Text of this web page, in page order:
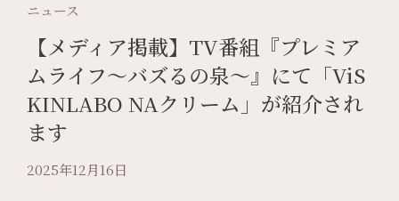
ニュース
【メディア掲載】TV番組『プレミア
ムライフ〜バズるの泉〜』にて「ViS
KINLABO NAクリーム」が紹介され
ます
2025年12月16日